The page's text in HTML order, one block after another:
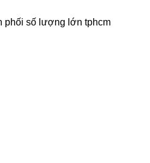
phối số lượng lớn tphcm